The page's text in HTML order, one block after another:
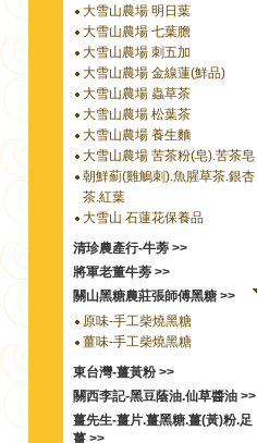
大雪山農場 明日葉
大雪山農場 七葉膽
大雪山農場 刺五加
大雪山農場 金線蓮(鮮品)
大雪山農場 蟲草茶
大雪山農場 松葉茶
大雪山農場 養生麵
大雪山農場 苦茶粉(皂).苦茶皂
朝鮮薊(雞鵤刺).魚腥草茶.銀杏
茶.紅葉
大雪山 石蓮花保養品
清珍農產行-牛蒡 >>
將軍老董牛蒡 >>
關山黑糖農莊張師傅黑糖 >>
原味-手工柴燒黑糖
薑味-手工柴燒黑糖
東台灣-薑黃粉 >>
關西李記-黑豆蔭油.仙草醬油 >>
薑先生-薑片.薑黑糖.薑(黃)粉.足
薑 >>